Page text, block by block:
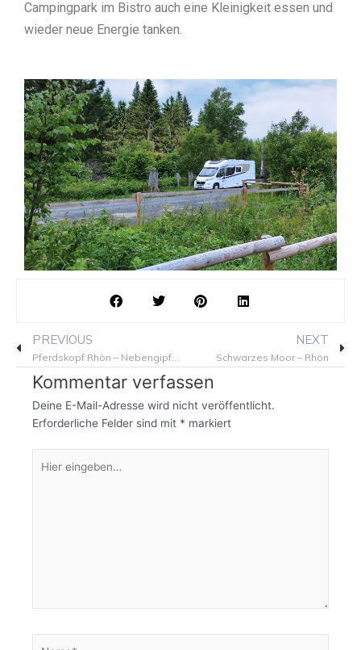
Campingpark im Bistro auch eine Kleinigkeit essen und
wieder neue Energie tanken.
Prev
PREVIOUS
Pferdskopf Rhön – Nebengipfel der Wasserkuppe am Guckaisee
NEXT
Schwarzes Moor – Rhön
Kommentar verfassen
Deine E-Mail-Adresse wird nicht veröffentlicht.
Erforderliche Felder sind mit * markiert
eingeben…